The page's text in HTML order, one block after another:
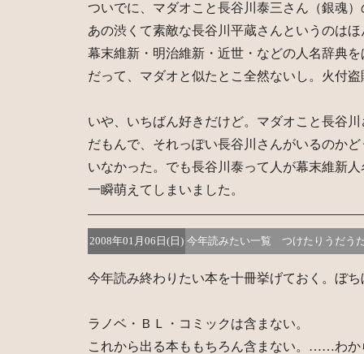
ついでに、マダオこと長谷川泰三さん（銀魂
あの渋くて素敵な長谷川平蔵さんというのは
幕末維新・明治維新・近世・などの人名辞典を
だって、マダオと似たとこ全然ないし。火付盗
いや、いちばん好きだけど。マダオこと長谷川
だもんで、それっぽい長谷川さんがいるのか
いなかった。でも長谷川泰って人が幕末維新
一瞬萌えてしまいました。
2008年01月06日(日) 今年読みたい一覧 つけたりうだう
今年読み終わりたい本を十冊挙げておく。ぼ
ラノベ・ＢＬ・コミックは含まない。
これから出る本ももちろん含まない。……わか